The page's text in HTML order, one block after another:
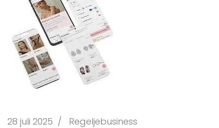
28 juli 2025 / Regeljebusiness